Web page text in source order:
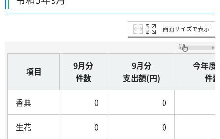
画面サイズで表示
項目
9月分
件数
9月分
支出額(円)
今年度
件数
香典 0 0
生花 0 0